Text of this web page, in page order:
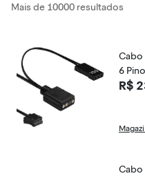
Mais de 10000 resultados
Cabo
R$
Cabo